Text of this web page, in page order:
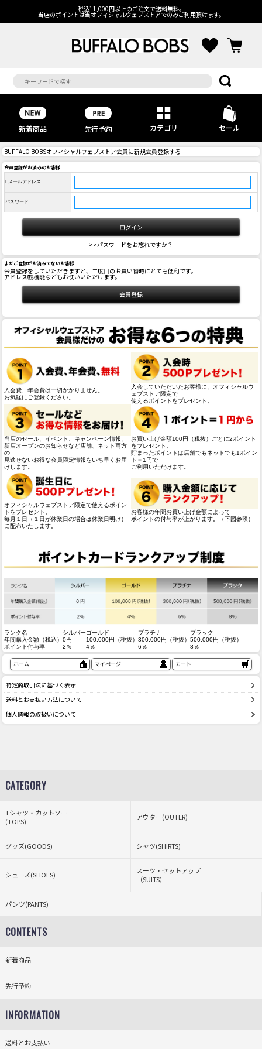
税込11,000円以上のご注文で送料無料。
当店のポイントは当オフィシャルウェブストアでのみご利用頂けます。
新着商品 先行予約 カテゴリ セール
BUFFALO BOBSオフィシャルウェブストア会員に新規会員登録する
会員登録がお済みのお客様
Eメールアドレス
パスワード
>>パスワードをお忘れですか？
まだご登録がお済みでないお客様
会員登録をしていただきますと、二度目のお買い物時にとても便利です。
アドレス帳機能などもお使いいただけます。
入会費、年会費は一切かかりません。
お気軽にご登録ください。
入会していただいたお客様に、オフィシャルウ
ェブストア限定で
使えるポイントをプレゼント。
当店のセール、イベント、キャンペーン情報、
新店オープンのお知らせなど店舗、ネット両方
の
見逃せないお得な会員限定情報をいち早くお届
けします。
お買い上げ金額100円（税抜）ごとに2ポイント
をプレゼント。
貯まったポイントは店舗でもネットでも1ポイン
ト＝1円で
ご利用いただけます。
オフィシャルウェブストア限定で使えるポイン
トをプレゼント。
毎月１日（１日が休業日の場合は休業日明け）
に配布いたします。
お客様の年間お買い上げ金額によって
ポイントの付与率が上がります。（下図参照）
ランク名 シルバーゴールド プラチナ
ブラック
年間購入金額（税込） 0円 100,000円（税抜） 300,000円（税抜） 500,000円（税抜）
ポイント付与率
2％ 4％ 6％ 8％
ホーム マイページ カート
特定商取引法に基づく表示
送料とお支払い方法について
個人情報の取扱いについて
CATEGORY
Tシャツ・カットソー
(TOPS)
アウター(OUTER)
グッズ(GOODS) シャツ(SHIRTS)
シューズ(SHOES)
スーツ・セットアップ
（SUITS）
パンツ(PANTS)
CONTENTS
新着商品
先行予約
INFORMATION
送料とお支払い